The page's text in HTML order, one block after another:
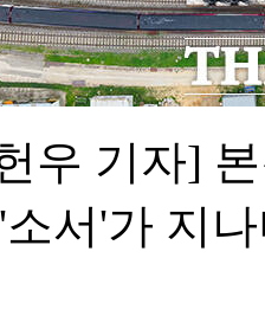
우 기자]
서'가 지